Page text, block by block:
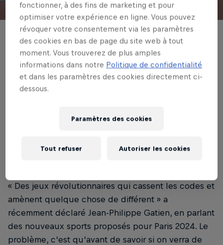
Bateau-dragon, hockey en apnée, kick-
volley : on a fait le tour des sports les plus
étranges des prochains Jeux d'Asie du
Sud-est.
Temps de lecture estimé : 3 minutes
Published on
« Des jeux révolutionnaires qui cassent les codes et
amènent quelque chose de différent » a
récemment déclaré Jean-Philippe Gatien, en parlant
des nouveaux sports proposés pour Paris 2024. Le
problème, c’est qu’avant de savoir si on verra de
fonctionner, à des fins de marketing et pour
optimiser votre expérience en ligne. Vous pouvez
révoquer votre consentement via les paramètres
des cookies en bas de page du site web à tout
moment. Vous trouverez de plus amples
informations dans notre Politique de confidentialité
et dans les paramètres des cookies directement ci-
dessous.
Paramètres des cookies
Tout refuser Autoriser les cookies